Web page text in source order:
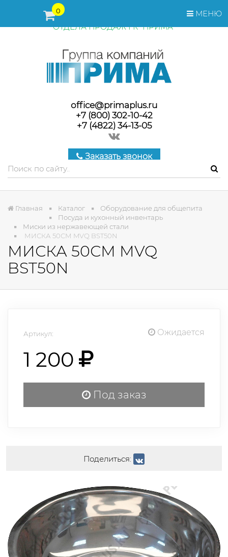
МЕНЮ
0
ПЕРЕД ОФОРМЛЕНИЕМ ЗАКАЗА, СТОИМОСТЬ И СРОКИ
ПОСТАВКИ ТОВАРА УТОЧНЯЙТЕ У МЕНЕДЖЕРОВ
ОТДЕЛА ПРОДАЖ ГК "ПРИМА"
office@primaplus.ru
+7 (800) 302-10-42
+7 (4822) 34-13-05
Заказать звонок
Главная Каталог
Оборудование для общепита
Посуда и кухонный инвентарь
Миски из нержавеющей стали
МИСКА 50СМ MVQ BST50N
МИСКА 50СМ MVQ
BST50N
Артикул: Ожидается
1 200
Под заказ
Поделиться: